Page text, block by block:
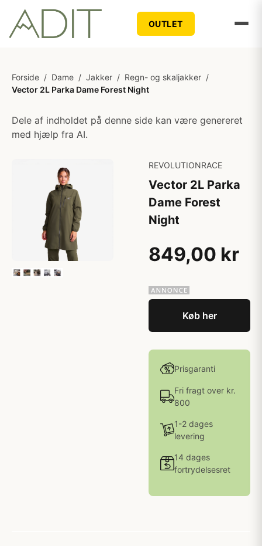
OUTLET
Forside / Dame / Jakker / Regn- og skaljakker /
Vector 2L Parka Dame Forest Night
Dele af indholdet på denne side kan være genereret
med hjælp fra AI.
REVOLUTIONRACE
Vector 2L Parka
Dame Forest
Night
849,00 kr
Køb her
Prisgaranti
Fri fragt over kr.
800
1-2 dages
levering
14 dages
fortrydelsesret